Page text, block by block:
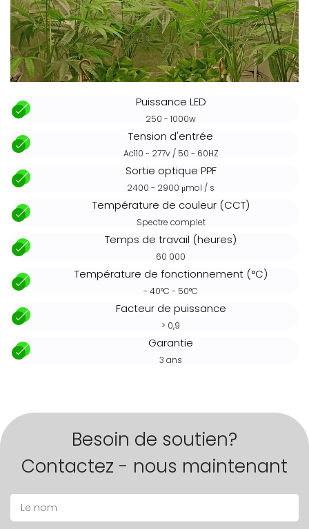
Puissance LED
250 - 1000w
Tension d'entrée
Ac110 - 277v / 50 - 60HZ
Sortie optique PPF
2400 - 2900 μmol / s
Température de couleur (CCT)
Spectre complet
Temps de travail (heures)
60 000
Température de fonctionnement (°C)
- 40°C - 50°C
Facteur de puissance
> 0,9
Garantie
3 ans
Besoin de soutien?
Contactez - nous maintenant